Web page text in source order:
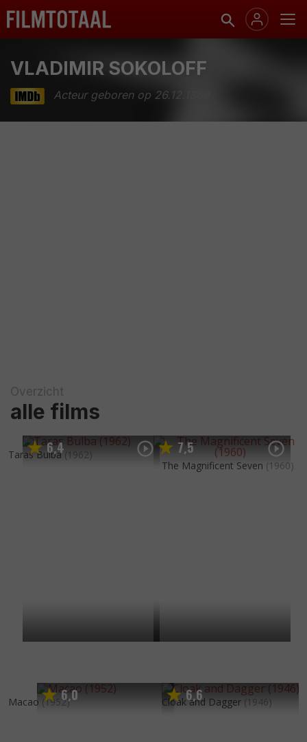
VLADIMIR SOKOLOFF
Acteur geboren op 26.12.1889
Overzicht
alle films
6,4
Taras Bulba (1962) 7,5
The Magnificent Seven (1960)
6,0
Macao (1952) 6,6
Cloak and Dagger (1946)